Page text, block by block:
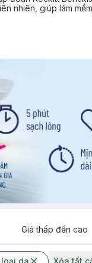
nhiên, giúp làm
Giá thấp đến cao